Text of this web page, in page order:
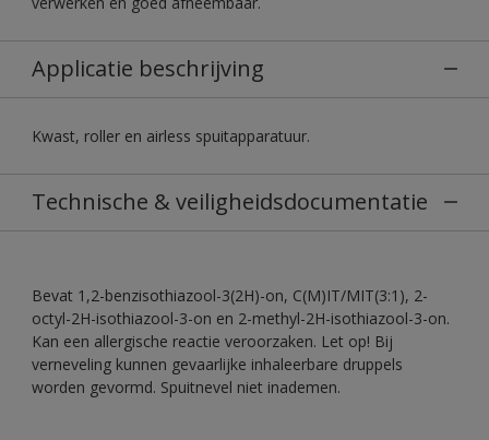
Applicatie beschrijving
Kwast, roller en airless spuitapparatuur.
Technische & veiligheidsdocumentatie
Bevat 1,2-benzisothiazool-3(2H)-on, C(M)IT/MIT(3:1), 2-
octyl-2H-isothiazool-3-on en 2-methyl-2H-isothiazool-3-on.
Kan een allergische reactie veroorzaken. Let op! Bij
verneveling kunnen gevaarlijke inhaleerbare druppels
worden gevormd. Spuitnevel niet inademen.